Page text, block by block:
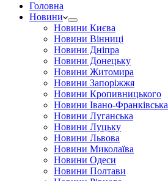
Головна
Новини
Новини Києва
Новини Вінниці
Новини Дніпра
Новини Донецьку
Новини Житомира
Новини Запоріжжя
Новини Кропивницького
Новини Івано-Франківська
Новини Луганська
Новини Луцьку
Новини Львова
Новини Миколаїва
Новини Одеси
Новини Полтави